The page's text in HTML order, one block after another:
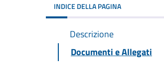
INDICE DELLA PAGINA
Descrizione
Documenti e Allegati